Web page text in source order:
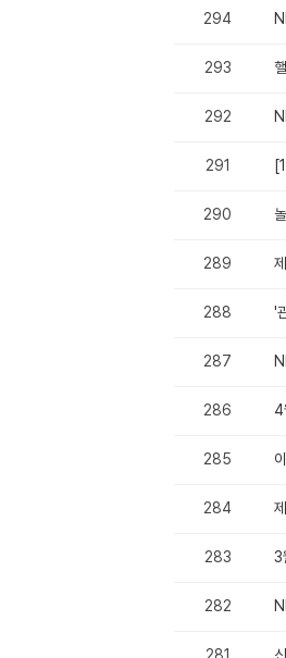
294
293
292
291
290
289
288 '
287
286 4
285
284
283 3
282